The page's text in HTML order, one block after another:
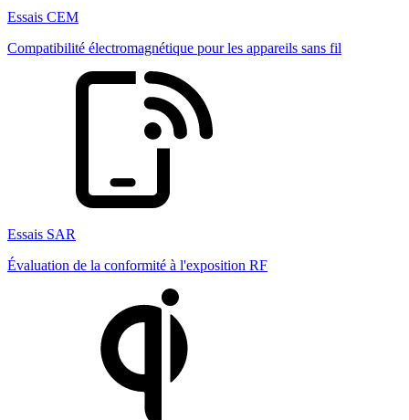
Essais CEM
Compatibilité électromagnétique pour les appareils sans fil
Essais SAR
Évaluation de la conformité à l'exposition RF